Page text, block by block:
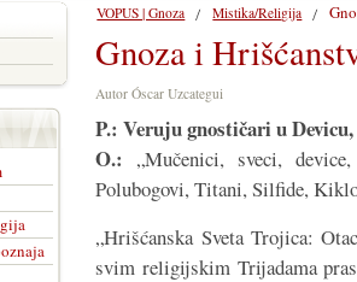
VOPUS | Gnoza Mistika/Religija
Gnoza i
Autor Óscar Uzcategui
P.: Veruju gnostičari u
O.:
„Mučenici, sveci,
Polubogovi, Titani, Silfide,
„Hrišćanska Sveta Trojica:
svim religijskim Trijadama